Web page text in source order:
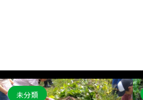
未分類